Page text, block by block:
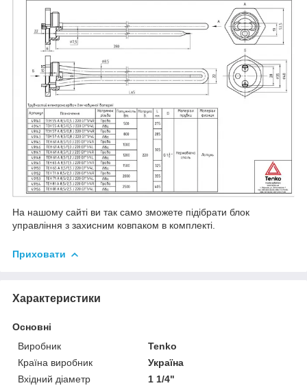
На нашому сайті ви так само зможете підібрати блок
управління з захисним ковпаком в комплекті.
Приховати
Характеристики
Основні
Виробник
Tenko
Країна виробник
Україна
Вхідний діаметр
1 1/4"